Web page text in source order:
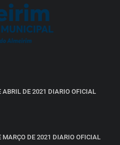
ABRIL DE 2021 DIARIO OFICIAL
MARÇO DE 2021 DIARIO OFICIAL